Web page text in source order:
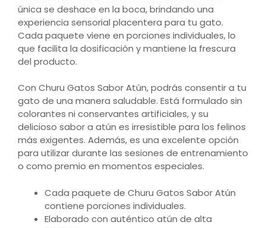
única se deshace en la boca, brindando una
experiencia sensorial placentera para tu gato.
Cada paquete viene en porciones individuales, lo
que facilita la dosificación y mantiene la frescura
del producto.
Con Churu Gatos Sabor Atún, podrás consentir a tu
gato de una manera saludable. Está formulado sin
colorantes ni conservantes artificiales, y su
delicioso sabor a atún es irresistible para los felinos
más exigentes. Además, es una excelente opción
para utilizar durante las sesiones de entrenamiento
o como premio en momentos especiales.
Cada paquete de Churu Gatos Sabor Atún
contiene porciones individuales.
Elaborado con auténtico atún de alta